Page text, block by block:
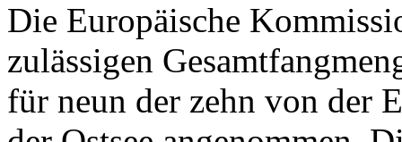
Die Europäische
zulässigen
für neun der zehn von der